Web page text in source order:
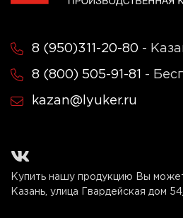
8 (950)311-20-80 -
8 (800) 505-91-81 -
kazan@lyuker.ru
Купить нашу продукцию Вы
Казань, улица Гвардейская дом